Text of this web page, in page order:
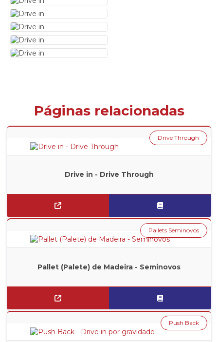
Páginas relacionadas
Drive in - Drive Through
Drive Through
Pallet (Palete) de Madeira - Seminovos
Pallets Seminovos
Push Back